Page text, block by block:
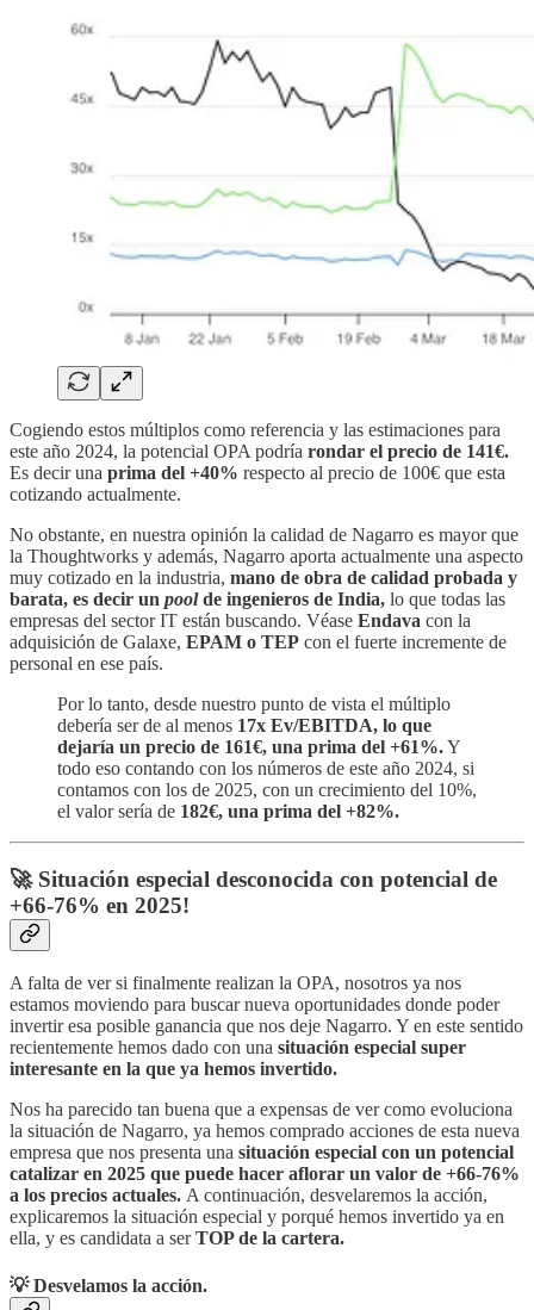
Cogiendo estos múltiplos como referencia y las estimaciones para
este año 2024, la potencial OPA podría rondar el precio de 141€.
Es decir una prima del +40% respecto al precio de 100€ que esta
cotizando actualmente.
No obstante, en nuestra opinión la calidad de Nagarro es mayor que
la Thoughtworks y además, Nagarro aporta actualmente una aspecto
muy cotizado en la industria, mano de obra de calidad probada y
barata, es decir un poolde ingenieros de India, lo que todas las
empresas del sector IT están buscando. Véase Endava con la
adquisición de Galaxe, EPAM o TEP con el fuerte incremente de
personal en ese país.
Por lo tanto, desde nuestro punto de vista el múltiplo
debería ser de al menos 17x Ev/EBITDA, lo que
dejaría un precio de 161€, una prima del +61%.Y
todo eso contando con los números de este año 2024, si
contamos con los de 2025, con un crecimiento del 10%,
el valor sería de 182€, una prima del +82%.
🚀 Situación especial desconocida con potencial de
+66-76% en 2025!
A falta de ver si finalmente realizan la OPA, nosotros ya nos
estamos moviendo para buscar nueva oportunidades donde poder
invertir esa posible ganancia que nos deje Nagarro. Y en este sentido
recientemente hemos dado con una situación especial super
interesante en la que ya hemos invertido.
Nos ha parecido tan buena que a expensas de ver como evoluciona
la situación de Nagarro, ya hemos comprado acciones de esta nueva
empresa que nos presenta una situación especial con un potencial
catalizar en 2025 que puede hacer aflorar un valor de +66-76%
a los precios actuales. A continuación, desvelaremos la acción,
explicaremos la situación especial y porqué hemos invertido ya en
ella, y es candidata a serTOP de la cartera.
💡 Desvelamos la acción.